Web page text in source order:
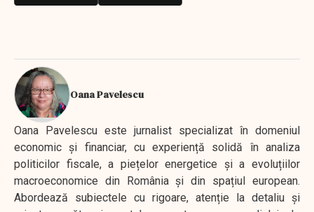
Oana Pavelescu
Oana Pavelescu este jurnalist specializat în domeniul
economic și financiar, cu experiență solidă în analiza
politicilor fiscale, a piețelor energetice și a evoluțiilor
macroeconomice din România și din spațiul european.
Abordează subiectele cu rigoare, atenție la detaliu și